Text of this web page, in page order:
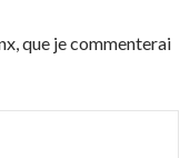
que je commenterai